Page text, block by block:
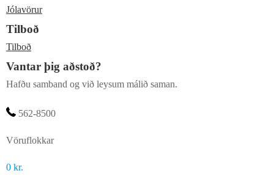
Jólavörur
Tilboð
Tilboð
Vantar þig aðstoð?
Hafðu samband og við leysum málið saman.
562-8500
Vöruflokkar
0 kr.